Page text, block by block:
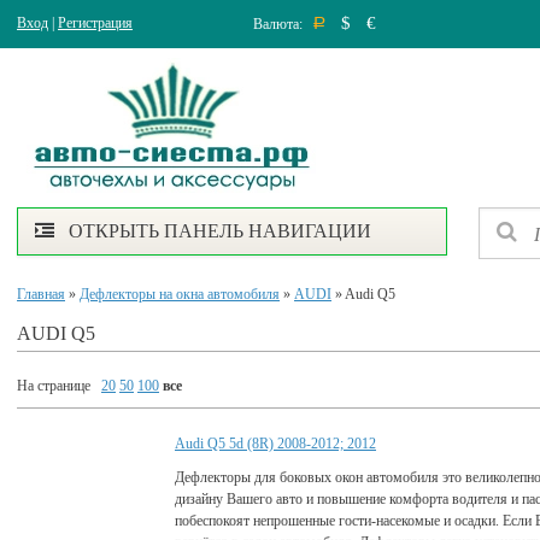
Вход Регистрация Валюта: Р $ €
ОТКРЫТЬ ПАНЕЛЬ НАВИГАЦИИ
Главная » Дефлекторы на окна автомобиля » AUDI » Audi Q5
AUDI Q5
На странице 20 50 100 все
Audi Q5 5d (8R) 2008-2012; 2012
Дефлекторы для боковых окон автомобиля это
дизайну Вашего авто и повышение комфорта водителя и
побеспокоят непрошенные гости-насекомые и осадки.